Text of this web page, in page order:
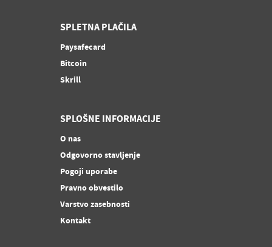
SPLETNA PLAČILA
Paysafecard
Bitcoin
Skrill
SPLOŠNE INFORMACIJE
O nas
Odgovorno stavljenje
Pogoji uporabe
Pravno obvestilo
Varstvo zasebnosti
Kontakt